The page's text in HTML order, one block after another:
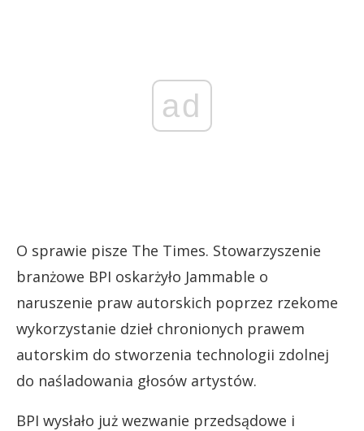
ad
O sprawie pisze The Times. Stowarzyszenie
branżowe BPI oskarżyło Jammable o
naruszenie praw autorskich poprzez rzekome
wykorzystanie dzieł chronionych prawem
autorskim do stworzenia technologii zdolnej
do naśladowania głosów artystów.
BPI wysłało już wezwanie przedsądowe i